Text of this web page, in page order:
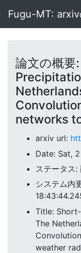
Fugu-MT: arxiv
論文の概
networks
arxiv url:
Date: Sat,
ステータス:
システム内
Title:
The
weather